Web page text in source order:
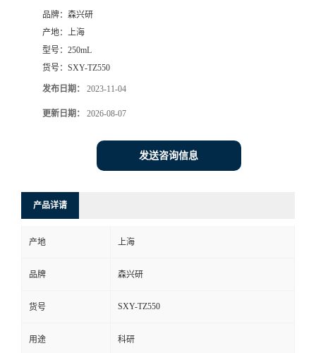
品牌： 森兴研
产地： 上海
型号： 250mL
货号： SXY-TZ550
发布日期： 2023-11-04
更新日期： 2026-08-07
发送咨询信息
产品详请
产地 上海
品牌 森兴研
货号 SXY-TZ550
用途 科研